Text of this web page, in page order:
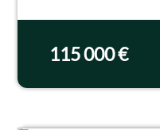
Butas tvarkingas,
115 000 €